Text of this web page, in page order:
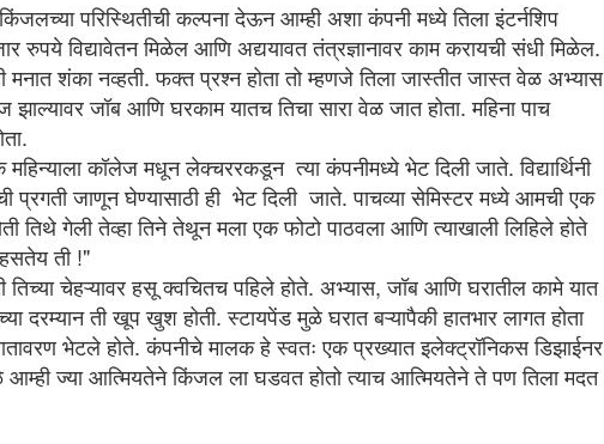
परिस्थितीची कल्पना देऊन आम्ही अशा कंपनी मध्ये तिला इंटर्नशिप
रुपये विद्यावेतन मिळेल आणि अद्ययावत तंत्रज्ञानावर काम करायची संधी मिळेल.
मनात शंका नव्हती. फक्त प्रश्न होता तो म्हणजे तिला जास्तीत जास्त वेळ अभ्यास
जॉब आणि घरकाम यातच तिचा सारा वेळ जात होता. महिना पाच
महिन्याला कॉलेज मधून लेक्चररकडून त्या कंपनीमध्ये भेट दिली जाते. विद्यार्थिनी
जाणून घेण्यासाठी ही भेट दिली जाते. पाचव्या सेमिस्टर मध्ये आमची एक
तिथे गेली तेव्हा तिने तेथून मला एक फोटो पाठवला आणि त्याखाली लिहिले होते
ती !"
तिच्या चेहऱ्यावर हसू क्वचितच पहिले होते. अभ्यास, जॉब आणि घरातील कामे यात
दरम्यान ती खूप खुश होती. स्टायपेंड मुळे घरात बऱ्यापैकी हातभार लागत होता
भेटले होते. कंपनीचे मालक हे स्वतः एक प्रख्यात इलेक्ट्रॉनिकस डिझाईनर
ज्या आत्मियतेने किंजल ला घडवत होतो त्याच आत्मियतेने ते पण तिला मदत
असणाऱ्या व्यक्तींसाठीचा व्हॅक्सीनेशनचा टप्पा आता संपत
सर्व व्यवस्था एकदम चोख होती. सुरुवातीला टोकन देण्यापासून
कधीच लागत नाही. जे आपण करता ते अगदी मनापासून आपसूकच
व्यवसायात रूपांतर करण्यास कचरतात. आपण कितपत
च्या विद्यार्थ्यांना शिकविल्यावर एक गोष्ट मला कायम जाणवत
पुरेसा अंदाज आलेला नसतो.